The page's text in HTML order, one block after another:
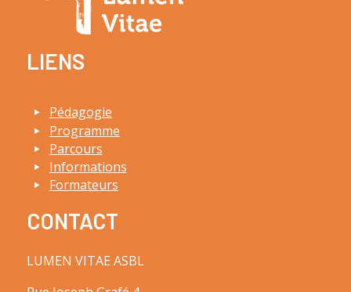
LIENS
Pédagogie
Programme
Parcours
Informations
Formateurs
CONTACT
LUMEN VITAE ASBL